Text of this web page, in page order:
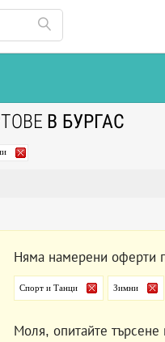
В БУРГАС
Няма намерени оферти
Спорт и Танци Зимни
Моля, опитайте